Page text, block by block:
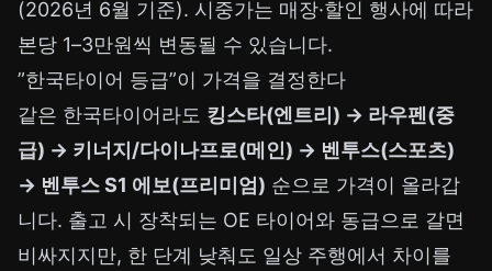
(2026년 6월 기준). 시중가는 매장·할인 행사에 따라
본당 1–3만원씩 변동될 수 있습니다.
”한국타이어 등급”이 가격을 결정한다
같은 한국타이어라도 킹스타(엔트리) → 라우펜(중
급) → 키너지/다이나프로(메인) → 벤투스(스포츠)
→ 벤투스 S1 에보(프리미엄) 순으로 가격이 올라갑
니다. 출고 시 장착되는 OE 타이어와 동급으로 갈면
비싸지지만, 한 단계 낮춰도 일상 주행에서 차이를